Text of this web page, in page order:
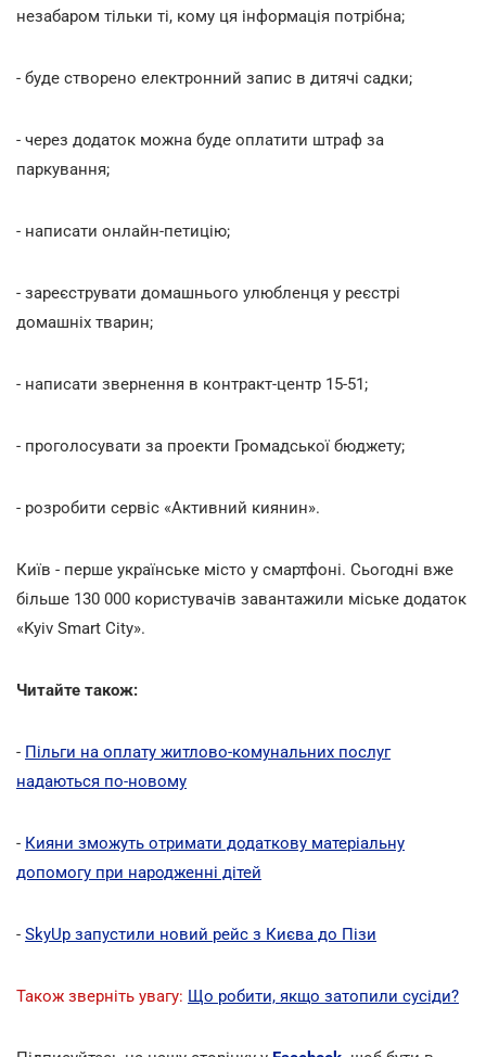
незабаром тільки ті, кому ця інформація потрібна;
- буде створено електронний запис в дитячі садки;
- через додаток можна буде оплатити штраф за
паркування;
- написати онлайн-петицію;
- зареєструвати домашнього улюбленця у реєстрі
домашніх тварин;
- написати звернення в контракт-центр 15-51;
- проголосувати за проекти Громадської бюджету;
- розробити сервіс «Активний киянин».
Київ - перше українське місто у смартфоні. Сьогодні вже
більше 130 000 користувачів завантажили міське додаток
«Kyiv Smart City».
Читайте також:
- Пільги на оплату житлово-комунальних послуг
надаються по-новому
- Кияни зможуть отримати додаткову матеріальну
допомогу при народженні дітей
- SkyUp запустили новий рейс з Києва до Пізи
Також зверніть увагу: Що робити, якщо затопили сусіди?